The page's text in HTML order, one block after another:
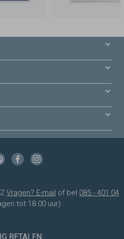
Vragen? E-mail of bel 085 - 401 04
tot 18.00 uur)
BETALEN